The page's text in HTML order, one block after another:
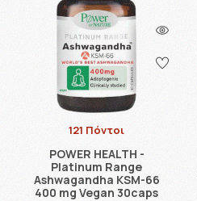
121 Πόντοι
POWER HEALTH -
Platinum Range
Ashwagandha KSM-66
400 mg Vegan 30caps